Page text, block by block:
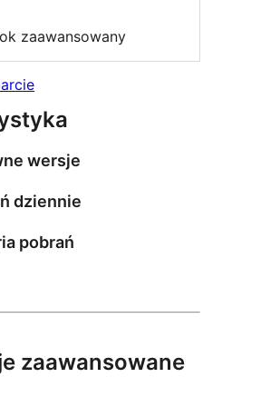
zaawansowany
wersje
dziennie
pobrań
zaawansowane